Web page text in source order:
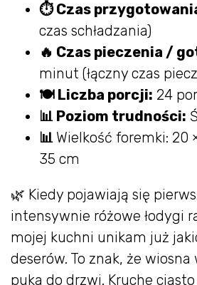
⏱ Czas
czas schładzania)
🔥 Czas pieczenia /
minut (łączny czas
🍽 Liczba porcji: 24
📊 Poziom trudności:
📊 Wielkość foremki: 20
35 cm
🌿 Kiedy pojawiają się
intensywnie różowe łodygi
mojej kuchni unikam już
deserów. To znak, że wiosna
puka do drzwi. Kruche